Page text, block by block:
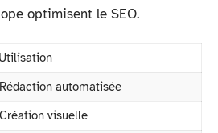
optimisent le SEO.
Utilisation
Rédaction automatisée
Création visuelle